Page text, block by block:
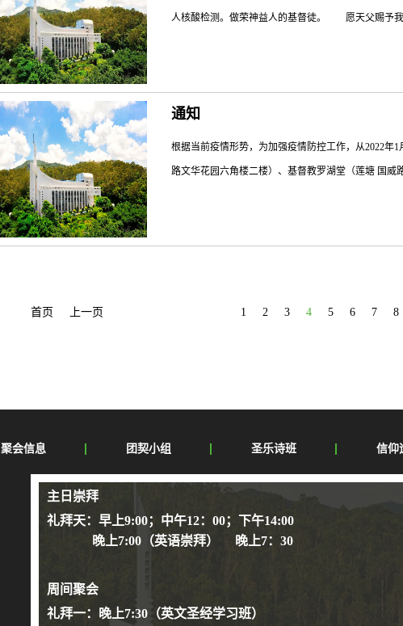
履行自身社会责任、发挥自身作用，为战胜疫情贡献一
人核酸检测。做荣神益人的基督徒。 愿天父
深圳市基督教深圳堂 深圳市基督
通知
根据当前疫情形势，为加强疫情防控工作，从2022年
路文华花园六角楼二楼）、基督教罗湖堂（莲塘 国威
、二楼）实行“双暂停”措施：暂时
首页 上一页 1 2 3 4 5 6 7 8
主日崇拜
礼拜天：早上9:00；中午12：00；下午14:00
晚上7:00（英语崇拜） 晚上7：30
周间聚会
礼拜一：晚上7:30（英文圣经学习班）
聚会信息 团契小组 圣乐诗班 信仰